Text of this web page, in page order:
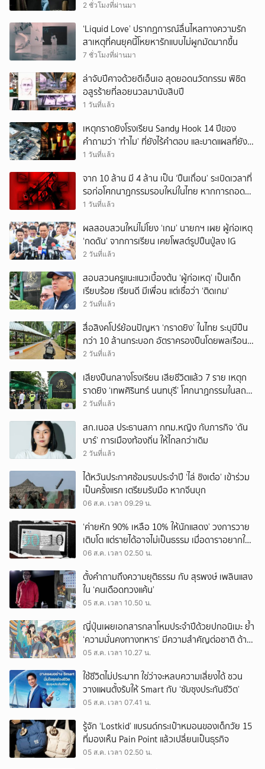
2 ชั่วโมงที่ผ่านมา
‘Liquid Love’ ปรากฏการณ์ลื่นไหลทางความรัก
สาเหตุที่คนยุคนี้โหยหารักแบบไม่ผูกมัดมากขึ้น
7 ชั่วโมงที่ผ่านมา
ล่าจับปีศาจด้วยดีเอ็นเอ สุดยอดนวัตกรรม พิชิต
อสูรร้ายที่ลอยนวลมานับสิบปี
1 วันที่แล้ว
เหตุกราดยิงโรงเรียน Sandy Hook 14 ปีของ
คำถามว่า ‘ทำไม’ ที่ยังไร้คำตอบ และบาดแผลที่ยัง
ทวงความรับผิดชอบไม่จบ
1 วันที่แล้ว
จาก 10 ล้าน มี 4 ล้าน เป็น ‘ปืนเถื่อน’ ระเบิดเวลาที่
รอก่อโศกนาฏกรรมรอบใหม่ในไทย หากการถอดบท
เรียนของรัฐเป็นเพียง ‘ลมปาก’
1 วันที่แล้ว
ผลสอบสวนใหม่ไม่โยง ‘เกม’ นายกฯ เผย ผู้ก่อเหตุ
‘กดดัน’ จากการเรียน เคยโพสต์รูปปืนปู่ลง IG
2 วันที่แล้ว
สอบสวนครูแนะแนวเบื้องต้น ‘ผู้ก่อเหตุ’ เป็นเด็ก
เรียบร้อย เรียนดี มีเพื่อน แต่เชื่อว่า ‘ติดเกม’
2 วันที่แล้ว
สื่อสิงคโปร์ย้อนปัญหา ‘กราดยิง’ ในไทย ระบุมีปืน
กว่า 10 ล้านกระบอก อัตราครองปืนโดยพลเรือน
สูงที่สุดในภูมิภาค
2 วันที่แล้ว
เสียงปืนกลางโรงเรียน เสียชีวิตแล้ว 7 ราย เหตุก
ราดยิง ‘เทพศิรินทร์ นนทบุรี’ โศกนาฏกรรมในสถาน
ศึกษา ครั้งที่ 2 ในรอบปี
2 วันที่แล้ว
สก.เนอส ประธานสภา กทม.หญิง กับภารกิจ ‘ดัน
บาร์’ การเมืองท้องถิ่น ให้ไกลกว่าเดิม
2 วันที่แล้ว
ไต้หวันประกาศซ้อมรบประจำปี ‘ไล่ ชิงเต๋อ’ เข้าร่วม
เป็นครั้งแรก เตรียมรับมือ หากจีนบุก
06 ส.ค. เวลา 09.29 น.
‘ค่ายหัก 90% เหลือ 10% ให้นักแสดง’ วงการวาย
เติบโต แต่รายได้อาจไม่เป็นธรรม เมื่อดาราอยากให้มี
‘สัญญามาตรฐาน’
06 ส.ค. เวลา 02.50 น.
ตั้งคำถามถึงความยุติธรรม กับ สุรพงษ์ เพลินแสง
ใน ‘คนเดือดทวงแค้น’
05 ส.ค. เวลา 10.50 น.
ญี่ปุ่นเผยเอกสารกลาโหมประจำปีด้วยปกอนิเมะ ย้ำ
‘ความมั่นคงทางทหาร’ มีความสำคัญต่อชาติ ด้าน
จีนเตือน ขออย่าซ้ำรอยประวัติศาสตร์
05 ส.ค. เวลา 10.27 น.
ใช้ชีวิตไม่ประมาท ใช่ว่าจะหลบความเสี่ยงได้ ชวน
วางแผนตั้งรับให้ Smart กับ ‘ซัมซุงประกันชีวิต’
05 ส.ค. เวลา 07.41 น.
รู้จัก ‘Lostkid’ แบรนด์กระเป๋าหมอนของเด็กวัย 15
ที่มองเห็น Pain Point แล้วเปลี่ยนเป็นธุรกิจ
05 ส.ค. เวลา 02.50 น.